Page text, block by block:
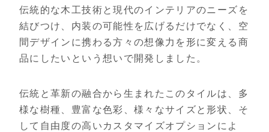
伝統的な木工技術と現代のインテリアのニーズを
結びつけ、内装の可能性を広げるだけでなく、空
間デザインに携わる方々の想像力を形に変える商
品にしたいという想いで開発しました。
伝統と革新の融合から生まれたこのタイルは、多
様な樹種、豊富な色彩、様々なサイズと形状、そ
して自由度の高いカスタマイズオプションによ